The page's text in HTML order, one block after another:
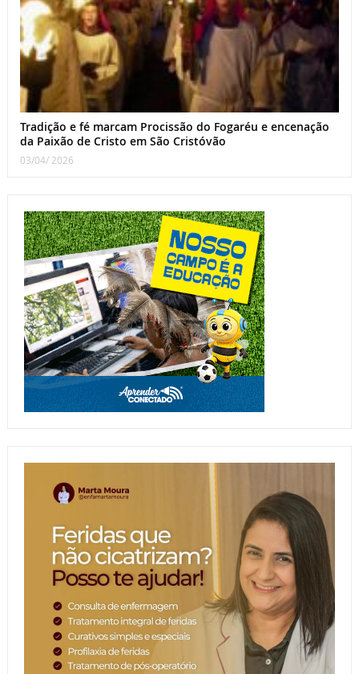
Tradição e fé marcam Procissão do Fogaréu e encenação
da Paixão de Cristo em São Cristóvão
03/04/ 2026